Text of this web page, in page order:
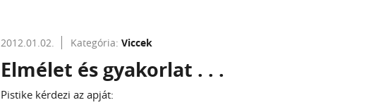
2012.01.02. Kategória: Viccek
Elmélet és gyakorlat . . .
Pistike kérdezi az apját: